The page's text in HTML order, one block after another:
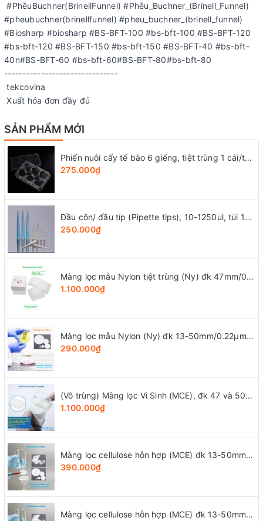
#PhễuBuchner(BrinellFunnel) #Phễu_Buchner_(Brinell_Funnel)
#pheubuchner(brinellfunnel) #pheu_buchner_(brinell_funnel)
#Biosharp #biosharp #BS-BFT-100 #bs-bft-100 #BS-BFT-120
#bs-bft-120 #BS-BFT-150 #bs-bft-150 #BS-BFT-40 #bs-bft-
40n#BS-BFT-60 #bs-bft-60#BS-BFT-80#bs-bft-80
-------------------------------
tekcovina
Xuất hóa đơn đầy đủ
SẢN PHẨM MỚI
Phiến nuôi cấy tế bào 6 giếng, tiệt trùng 1 cái/túi (Cell Culture Plates), mã 07-6006, Biologix-USA
275.000₫
Đầu côn/ đầu típ (Pipette tips), 10-1250ul, túi 1000 cái, hãng LabSelect
250.000₫
Màng lọc mẫu Nylon tiệt trùng (Ny) đk 47mm/0.22µm-0.45µm, 4x25 chiếc/hộp, hãng Biosharp
1.100.000₫
Màng lọc mẫu Nylon (Ny) đk 13-50mm/0.22µm-0.45µm, 4x25 chiếc/hộp, hãng Biosharp
290.000₫
(Vô trùng) Màng lọc Vi Sinh (MCE), đk 47 và 50mm/0.8μm-0.22µm-0.45μm, 100 chiếc/hộp, Biosharp
1.100.000₫
Màng lọc cellulose hỗn hợp (MCE) đk 13-50mm/0.45µm, 4x25 chiếc/hộp, hãng Biosharp
390.000₫
Màng lọc cellulose hỗn hợp (MCE) đk 13-50mm/0.22µm, 4x25 chiếc/hộp, hãng Biosharp